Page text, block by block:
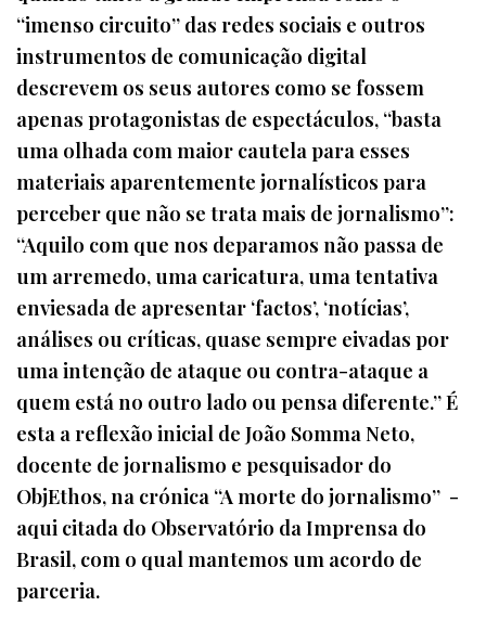
“imenso circuito” das redes sociais e outros
instrumentos de comunicação digital
descrevem os seus autores como se fossem
apenas protagonistas de espectáculos, “basta
uma olhada com maior cautela para esses
materiais aparentemente jornalísticos para
perceber que não se trata mais de jornalismo”:
“Aquilo com que nos deparamos não passa de
um arremedo, uma caricatura, uma tentativa
enviesada de apresentar ‘factos’, ‘notícias’,
análises ou críticas, quase sempre eivadas por
uma intenção de ataque ou contra-ataque a
quem está no outro lado ou pensa diferente.” É
esta a reflexão inicial de João Somma Neto,
docente de jornalismo e pesquisador do
ObjEthos, na crónica “A morte do jornalismo” -
aqui citada do Observatório da Imprensa do
Brasil, com o qual mantemos um acordo de
parceria.